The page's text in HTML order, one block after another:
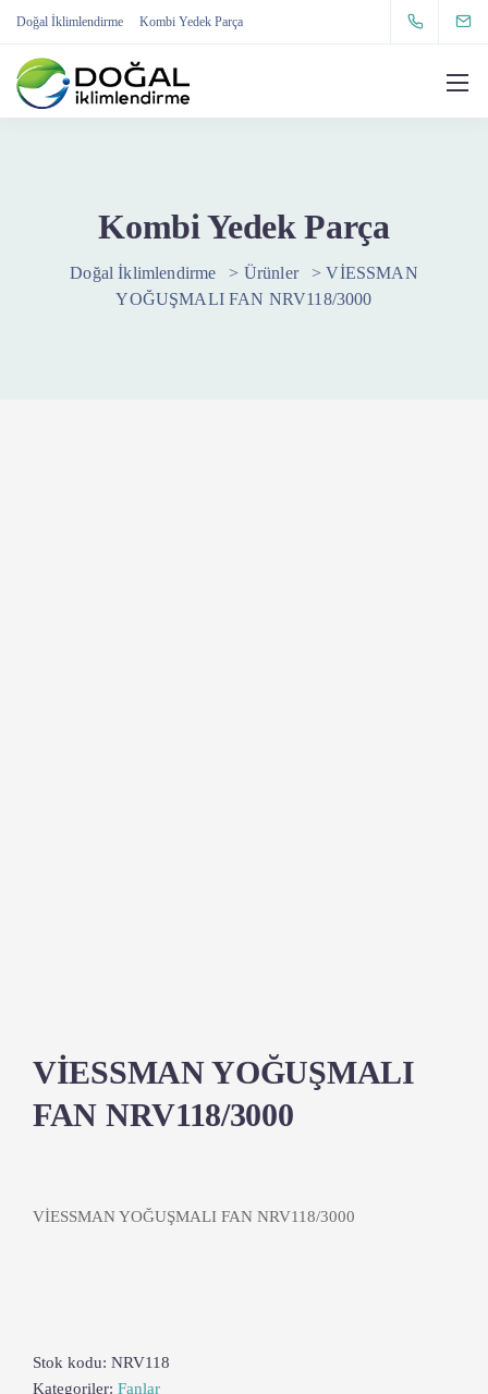
Doğal İklimlendirme Kombi Yedek Parça
Kombi Yedek Parça
Doğal İklimlendirme > Ürünler >VİESSMAN
YOĞUŞMALI FAN NRV118/3000
VİESSMAN YOĞUŞMALI
FAN NRV118/3000
VİESSMAN YOĞUŞMALI FAN NRV118/3000
Stok kodu: NRV118
Kategoriler: Fanlar